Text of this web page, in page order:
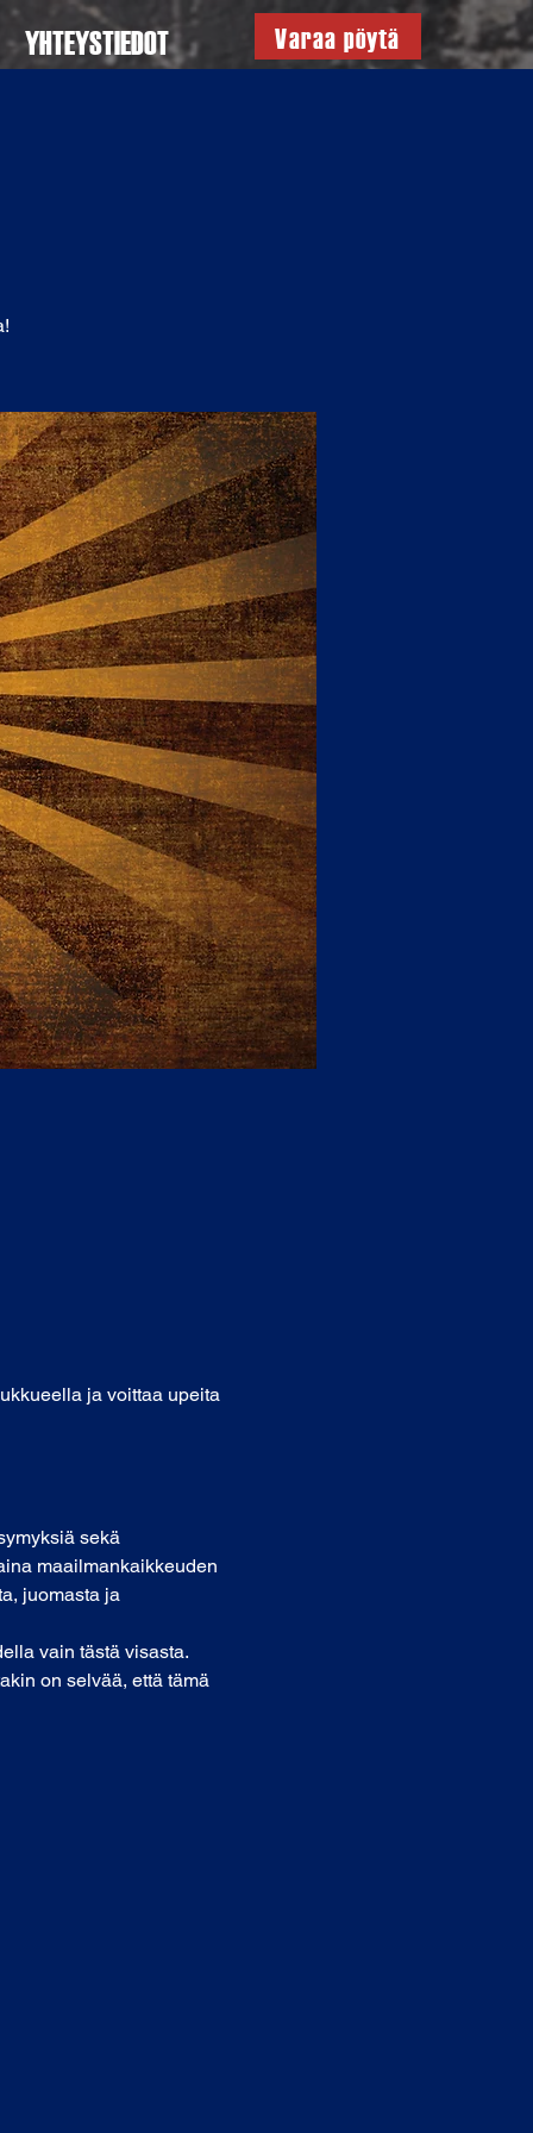
YHTEYSTIEDOT Varaa pöytä
ja voittaa upeita
sekä
maailmankaikkeuden
juomasta ja
vain tästä visasta.
on selvää, että tämä